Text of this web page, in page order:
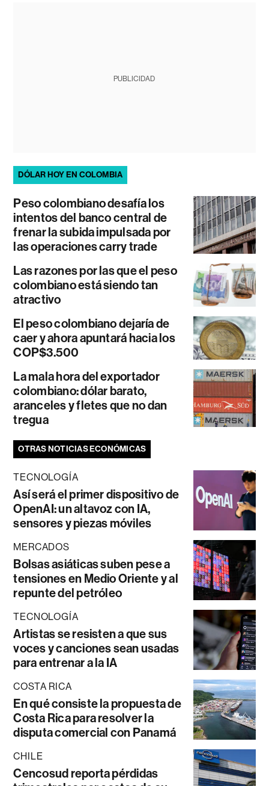
PUBLICIDAD
DÓLAR HOY EN COLOMBIA
Peso colombiano desafía los
intentos del banco central de
frenar la subida impulsada por
las operaciones carry trade
Las razones por las que el peso
colombiano está siendo tan
atractivo
El peso colombiano dejaría de
caer y ahora apuntará hacia los
COP$3.500
La mala hora del exportador
colombiano: dólar barato,
aranceles y fletes que no dan
tregua
OTRAS NOTICIAS ECONÓMICAS
TECNOLOGÍA
Así será el primer dispositivo de
OpenAI: un altavoz con IA,
sensores y piezas móviles
MERCADOS
Bolsas asiáticas suben pese a
tensiones en Medio Oriente y al
repunte del petróleo
TECNOLOGÍA
Artistas se resisten a que sus
voces y canciones sean usadas
para entrenar a la IA
COSTA RICA
En qué consiste la propuesta de
Costa Rica para resolver la
disputa comercial con Panamá
CHILE
Cencosud reporta pérdidas